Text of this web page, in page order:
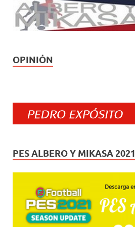
OPINIÓN
PES ALBERO Y MIKASA 2021